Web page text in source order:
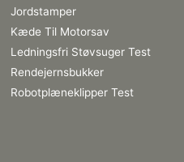
Jordstamper
Kæde Til Motorsav
Ledningsfri Støvsuger Test
Rendejernsbukker
Robotplæneklipper Test